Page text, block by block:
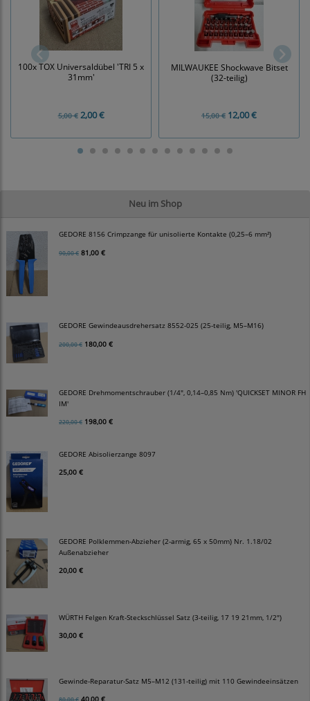
Neu im Shop
GEDORE 8156 Crimpzange für unisolierte Kontakte (0,25–6 mm²)
90,00 € 81,00 €
GEDORE Gewindeausdrehersatz 8552-025 (25-teilig, M5–M16)
200,00 € 180,00 €
GEDORE Drehmomentschrauber (1/4", 0,14–0,85 Nm) 'QUICKSET MINOR FH
IM'
220,00 € 198,00 €
GEDORE Abisolierzange 8097
25,00 €
GEDORE Polklemmen-Abzieher (2-armig, 65 x 50mm) Nr. 1.18/02
Außenabzieher
20,00 €
WÜRTH Felgen Kraft-Steckschlüssel Satz (3-teilig, 17 19 21mm, 1/2")
30,00 €
Gewinde-Reparatur-Satz M5–M12 (131-teilig) mit 110 Gewindeeinsätzen
80,00 € 40,00 €
100x TOX Universaldübel 'TRI 5 x
31mm'
5,00 €2,00 €
MILWAUKEE Shockwave Bitset
(32-teilig)
15,00 € 12,00 €